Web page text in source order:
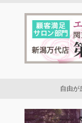
自由が